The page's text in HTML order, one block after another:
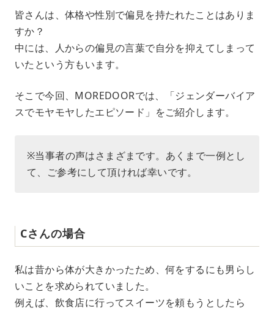
u
e
皆さんは、体格や性別で偏見を持たれたことはありま
すか？
中には、人からの偏見の言葉で自分を抑えてしまって
いたという方もいます。
そこで今回、MOREDOORでは、「ジェンダーバイア
スでモヤモヤしたエピソード」をご紹介します。
※当事者の声はさまざまです。あくまで一例とし
て、ご参考にして頂ければ幸いです。
Cさんの場合
私は昔から体が大きかったため、何をするにも男らし
いことを求められていました。
例えば、飲食店に行ってスイーツを頼もうとしたら